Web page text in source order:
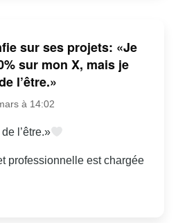
sur ses projets: «Je
sur mon X, mais je
l’être.»
à 14:02
l’être.»
professionnelle est chargée